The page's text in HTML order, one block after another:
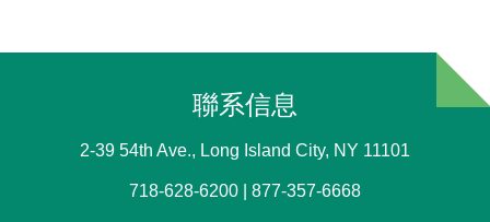
聯系信息
2-39 54th Ave., Long Island City, NY 11101
718-628-6200 | 877-357-6668